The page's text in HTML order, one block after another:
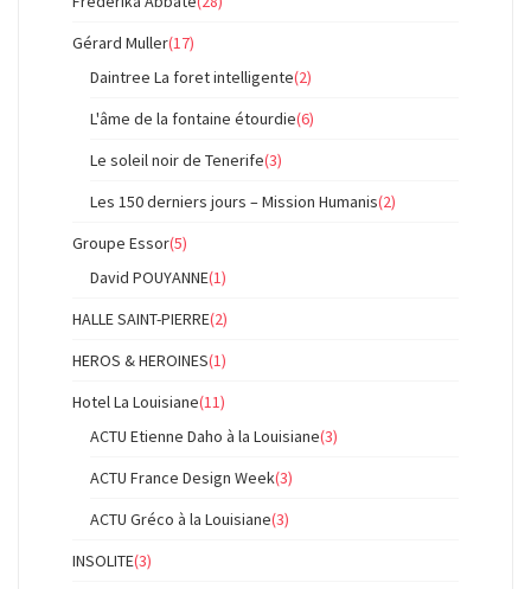
Gérard Muller(17)
Daintree La foret intelligente(2)
L'âme de la fontaine étourdie(6)
Le soleil noir de Tenerife(3)
Les 150 derniers jours – Mission Humanis(2)
Groupe Essor(5)
David POUYANNE(1)
HALLE SAINT-PIERRE(2)
HEROS & HEROINES(1)
Hotel La Louisiane(11)
ACTU Etienne Daho à la Louisiane(3)
ACTU France Design Week(3)
ACTU Gréco à la Louisiane(3)
INSOLITE(3)